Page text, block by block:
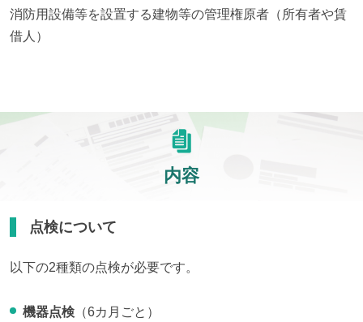
消防用設備等を設置する建物等の管理権原者（所有者や賃
借人）
内容
点検について
以下の2種類の点検が必要です。
機器点検 （6カ月ごと）